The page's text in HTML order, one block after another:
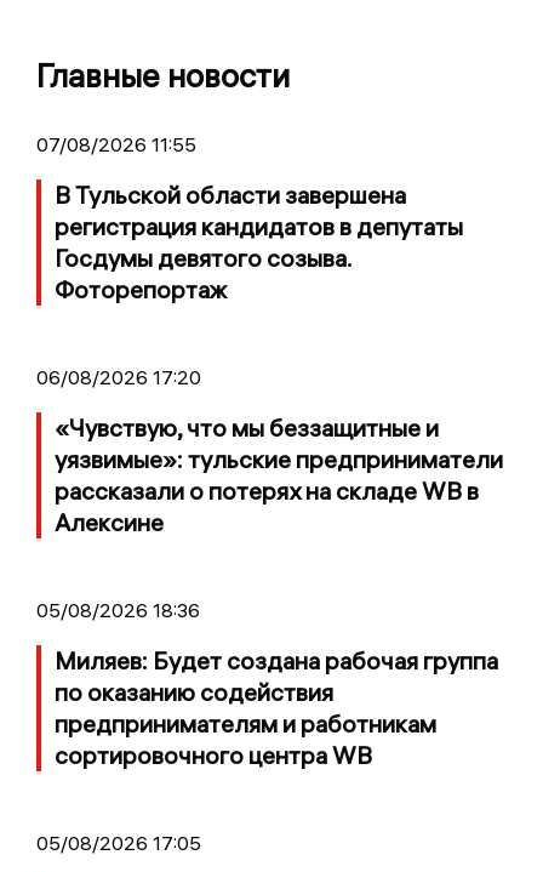
Главные новости
07/08/2026 11:55
В Тульской области завершена
регистрация кандидатов в депутаты
Госдумы девятого созыва.
Фоторепортаж
06/08/2026 17:20
«Чувствую, что мы беззащитные и
уязвимые»: тульские предприниматели
рассказали о потерях на складе WB в
Алексине
05/08/2026 18:36
Миляев: Будет создана рабочая группа
по оказанию содействия
предпринимателям и работникам
сортировочного центра WB
05/08/2026 17:05